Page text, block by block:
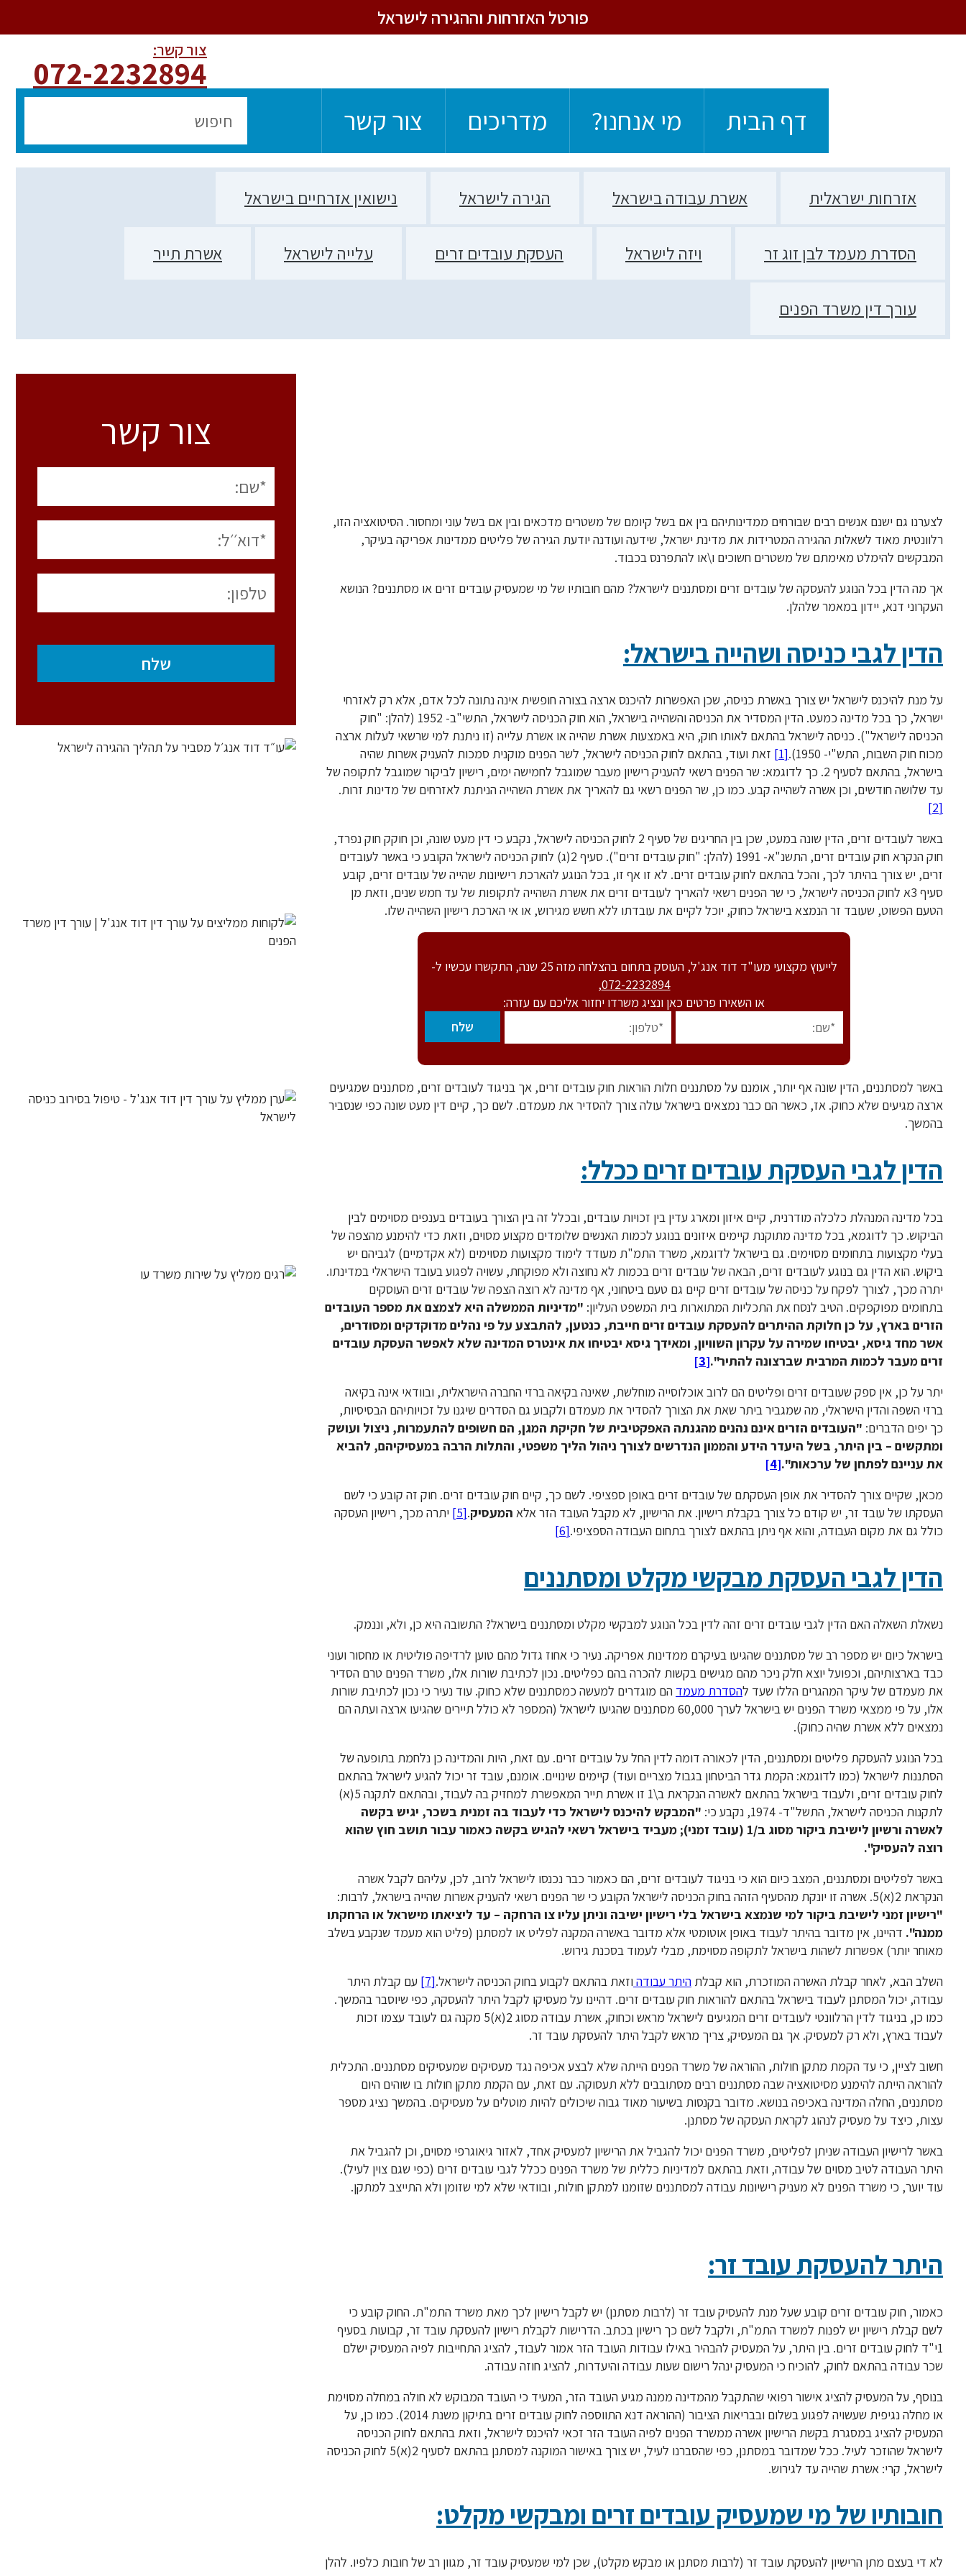
פורטל האזרחות וההגירה לישראל
צור קשר:
072-2232894
דף הבית מי אנחנו? מדריכים צור קשר
אזרחות ישראלית אשרת עבודה בישראל הגירה לישראל נישואין אזרחיים בישראל
הסדרת מעמד לבן זוג זר ויזה לישראל העסקת עובדים זרים עלייה לישראל אשרת תייר
עורך דין משרד הפנים
לצערנו גם ישנם אנשים רבים שבורחים ממדינותיהם בין אם בשל קיומם של משטרים מדכאים ובין אם בשל עוני ומחסור. הסיטואציה הזו,
רלוונטית מאוד לשאלות ההגירה המטרידות את מדינת ישראל, שידעה ועודנה יודעת הגירה של פליטים ממדינות אפריקה בעיקר,
המבקשים להימלט מאימתם של משטרים חשוכים ו\או להתפרנס בכבוד.
אך מה הדין בכל הנוגע להעסקה של עובדים זרים ומסתננים לישראל? מהם חובותיו של מי שמעסיק עובדים זרים או מסתננים? הנושא
העקרוני דנא, יידון במאמר שלהלן.
הדין לגבי כניסה ושהייה בישראל:
על מנת להיכנס לישראל יש צורך באשרת כניסה, שכן האפשרות להיכנס ארצה בצורה חופשית אינה נתונה לכל אדם, אלא רק לאזרחי
ישראל, כך בכל מדינה כמעט. הדין המסדיר את הכניסה והשהייה בישראל, הוא חוק הכניסה לישראל, התשי"ב- 1952 (להלן: "חוק
הכניסה לישראל"). כניסה לישראל בהתאם לאותו חוק, היא באמצעות אשרת שהייה או אשרת עלייה (זו ניתנת למי שרשאי לעלות ארצה
מכוח חוק השבות, התש"י- 1950).
[1]
זאת ועוד, בהתאם לחוק הכניסה לישראל, לשר הפנים מוקנית סמכות להעניק אשרות שהיה
בישראל, בהתאם לסעיף 2. כך לדוגמא: שר הפנים רשאי להעניק רישיון מעבר שמוגבל לחמישה ימים, רישיון לביקור שמוגבל לתקופה של
עד שלושה חודשים, וכן אשרה לשהייה קבע. כמו כן, שר הפנים רשאי גם להאריך את אשרת השהייה הניתנת לאזרחים של מדינות זרות.
[2]
באשר לעובדים זרים, הדין שונה במעט, שכן בין החריגים של סעיף 2 לחוק הכניסה לישראל, נקבע כי דין מעט שונה, וכן חוקק חוק נפרד,
חוק הנקרא חוק עובדים זרים, התשנ"א- 1991 (להלן: "חוק עובדים זרים"). סעיף 2(ג) לחוק הכניסה לישראל הקובע כי באשר לעובדים
זרים, יש צורך בהיתר לכך, והכל בהתאם לחוק עובדים זרים. לא זו אף זו, בכל הנוגע להארכת רישיונות שהייה של עובדים זרים, קובע
סעיף 3א לחוק הכניסה לישראל, כי שר הפנים רשאי להאריך לעובדים זרים את אשרת השהייה לתקופות של עד חמש שנים, וזאת מן
הטעם הפשוט, שעובד זר הנמצא בישראל כחוק, יוכל לקיים את עובדתו ללא חשש מגירוש, או אי הארכת רישיון השהייה שלו.
לייעוץ מקצועי מעו"ד דוד אנג'ל, העוסק בתחום בהצלחה מזה 25 שנה, התקשרו עכשיו ל-
072-2232894
,
או השאירו פרטים כאן ונציג משרדו יחזור אליכם עם עזרה:
באשר למסתננים, הדין שונה אף יותר, אומנם על מסתננים חלות הוראות חוק עובדים זרים, אך בניגוד לעובדים זרים, מסתננים שמגיעים
ארצה מגיעים שלא כחוק. אז, כאשר הם כבר נמצאים בישראל עולה צורך להסדיר את מעמדם. לשם כך, קיים דין מעט שונה כפי שנסביר
בהמשך.
הדין לגבי העסקת עובדים זרים ככלל:
בכל מדינה המנהלת כלכלה מודרנית, קיים איזון ומארג עדין בין זכויות עובדים, ובכלל זה בין הצורך בעובדים בענפים מסוימים לבין
הביקוש. כך לדוגמא, בכל מדינה מתוקנת קיימים איזונים בנוגע לכמות האנשים שלומדים מקצוע מסוים, וזאת כדי להימנע מהצפה של
בעלי מקצועות בתחומים מסוימים. גם בישראל לדוגמא, משרד התמ"ת מעודד לימוד מקצועות מסוימים (לא אקדמיים) לגביהם יש
ביקוש. הוא הדין גם בנוגע לעובדים זרים, הבאה של עובדים זרים בכמות לא נחוצה ולא מפוקחת, עשויה לפגוע בעובד הישראלי במדינתו.
יתרה מכך, לצורך לפקח על כניסה של עובדים זרים קיים גם טעם ביטחוני, אף מדינה לא רוצה הצפה של עובדים זרים העוסקים
בתחומים מפוקפקים. הטיב לנסח את התכליות המתוארות בית המשפט העליון: "מדיניות הממשלה היא לצמצם את מספר העובדים
הזרים בארץ, על כן חלוקת ההיתרים להעסקת עובדים זרים חייבת, כנטען, להתבצע על פי נהלים מדוקדקים ומסודרים,
אשר מחד גיסא, יבטיחו שמירה על עקרון השוויון, ומאידך גיסא יבטיחו את אינטרס המדינה שלא לאפשר העסקת עובדים
זרים מעבר לכמות המרבית שברצונה להתיר".[3]
יתר על כן, אין ספק שעובדים זרים ופליטים הם לרוב אוכלוסייה מוחלשת, שאינה בקיאה ברזי החברה הישראלית, ובוודאי אינה בקיאה
ברזי השפה והדין הישראלי, מה שמגביר ביתר שאת את הצורך להסדיר את מעמדם ולקבוע גם הסדרים שיגנו על זכויותיהם הבסיסיות,
כך יפים הדברים: "העובדים הזרים אינם נהנים מהגנתה האפקטיבית של חקיקת המגן, הם חשופים להתעמרות, ניצול ועושק
ומתקשים – בין היתר, בשל היעדר הידע והממון הנדרשים לצורך ניהול הליך משפטי, והתלות הרבה במעסיקיהם, להביא
את עניינם לפתחן של ערכאות".[4]
מכאן, שקיים צורך להסדיר את אופן העסקתם של עובדים זרים באופן ספציפי. לשם כך, קיים חוק עובדים זרים. חוק זה קובע כי לשם
העסקתו של עובד זר, יש קודם כל צורך בקבלת רישיון. את הרישיון, לא מקבל העובד הזר אלא המעסיק.
[5]
יתרה מכך, רישיון העסקה
כולל גם את מקום העבודה, והוא אף ניתן בהתאם לצורך בתחום העבודה הספציפי.[6]
הדין לגבי העסקת מבקשי מקלט ומסתננים
נשאלת השאלה האם הדין לגבי עובדים זרים זהה לדין בכל הנוגע למבקשי מקלט ומסתננים בישראל? התשובה היא כן, ולא, וננמק.
בישראל כיום יש מספר רב של מסתננים שהגיעו בעיקרם ממדינות אפריקה. נעיר כי אחוז גדול מהם טוען לרדיפה פוליטית או מחסור ועוני
כבד בארצותיהם, וכפועל יוצא חלק ניכר מהם מגישים בקשות להכרה בהם כפליטים. נכון לכתיבת שורות אלו, משרד הפנים טרם הסדיר
את מעמדם של עיקר המהגרים הללו שעד להסדרת מעמד הם מוגדרים למעשה כמסתננים שלא כחוק. עוד נעיר כי נכון לכתיבת שורות
אלו, על פי ממצאי משרד הפנים יש בישראל לערך 60,000 מסתננים שהגיעו לישראל (המספר לא כולל תיירים שהגיעו ארצה ועתה הם
נמצאים ללא אשרת שהיה כחוק).
בכל הנוגע להעסקת פליטים ומסתננים, הדין לכאורה דומה לדין החל על עובדים זרים. עם זאת, היות והמדינה כן נלחמת בתופעה של
הסתננות לישראל (כמו לדוגמא: הקמת גדר הביטחון בגבול מצריים ועוד) קיימים שינויים. אומנם, עובד זר יכול להגיע לישראל בהתאם
לחוק עובדים זרים, ולעבוד בישראל בהתאם לאשרה הנקראת ב\1 זו אשרת תייר המאפשרת למחזיק בה לעבוד, ובהתאם לתקנה 5(א)
לתקנות הכניסה לישראל, התשל"ד- 1974, נקבע כי:
"המבקש להיכנס לישראל כדי לעבוד בה זמנית בשכר, יגיש בקשה
לאשרה ורשיון לישיבת ביקור מסוג ב/1 (עובד זמני); מעביד בישראל רשאי להגיש בקשה כאמור עבור תושב חוץ שהוא
רוצה להעסיק".
באשר לפליטים ומסתננים, המצב כיום הוא כי בניגוד לעובדים זרים, הם כאמור כבר נכנסו לישראל לרוב, לכן, עליהם לקבל אשרה
הנקראת 2(א)5. אשרה זו יונקת מהסעיף הזהה בחוק הכניסה לישראל הקובע כי שר הפנים רשאי להעניק אשרות שהייה בישראל, לרבות:
"רישיון זמני לישיבת ביקור למי שנמצא בישראל בלי רישיון ישיבה וניתן עליו צו הרחקה – עד ליציאתו מישראל או הרחקתו
ממנה". דהיינו, אין מדובר בהיתר לעבוד באופן אוטומטי אלא מדובר באשרה המקנה לפליט או למסתנן (פליט הוא מעמד שנקבע בשלב
מאוחר יותר) אפשרות לשהות בישראל לתקופה מסוימת, מבלי לעמוד בסכנת גירוש.
השלב הבא, לאחר קבלת האשרה המוזכרת, הוא קבלת היתר עבודהוזאת בהתאם לקבוע בחוק הכניסה לישראל.[7]
עם קבלת היתר
עבודה, יכול המסתנן לעבוד בישראל בהתאם להוראות חוק עובדים זרים. דהיינו על מעסיקו לקבל היתר להעסקה, כפי שיוסבר בהמשך.
כמו כן, בניגוד לדין הרלוונטי לעובדים זרים המגיעים לישראל מראש וכחוק, אשרת עבודה מסוג 2(א)5 מקנה גם לעובד עצמו זכות
לעבוד בארץ, ולא רק למעסיק. אך גם המעסיק, צריך מראש לקבל היתר להעסקת עובד זר.
חשוב לציין, כי עד הקמת מתקן חולות, ההוראה של משרד הפנים הייתה שלא לבצע אכיפה נגד מעסיקים שמעסיקים מסתננים. התכלית
להוראה הייתה להימנע מסיטואציה שבה מסתננים רבים מסתובבים ללא תעסוקה. עם זאת, עם הקמת מתקן חולות בו שוהים היום
מסתננים, החלה המדינה באכיפה בנושא. מדובר בקנסות בשיעור מאוד גבוה שיכולים להיות מוטלים על מעסיקים. בהמשך נציג מספר
עצות, כיצד על מעסיק לנהוג לקראת העסקה של מסתנן.
באשר לרישיון העבודה שניתן לפליטים, משרד הפנים יכול להגביל את הרישיון למעסיק אחד, לאזור גיאוגרפי מסוים, וכן להגביל את
היתר העבודה לטיב מסוים של עבודה, וזאת בהתאם למדיניות כללית של משרד הפנים ככלל לגבי עובדים זרים (כפי שגם צוין לעיל).
עוד יוער, כי משרד הפנים לא מעניק רישיונות עבודה למסתננים שזומנו למתקן חולות, ובוודאי שלא למי שזומן ולא התייצב למתקן.
היתר להעסקת עובד זר:
כאמור, חוק עובדים זרים קובע שעל מנת להעסיק עובד זר (לרבות מסתנן) יש לקבל רישיון לכך מאת משרד התמ"ת. החוק קובע כי
לשם קבלת רישיון יש לפנות למשרד התמ"ת, ולקבל לשם כך רישיון בכתב. הדרישות לקבלת רישיון להעסקת עובד זר, קבועות בסעיף
1י"ד לחוק עובדים זרים. בין היתר, על המעסיק להבהיר באילו עבודות העובד הזר אמור לעבוד, להציג התחייבות לפיה המעסיק ישלם
שכר עבודה בהתאם לחוק, להוכיח כי המעסיק ינהל רישום שעות עבודה והיעדרות, להציג חוזה עבודה.
בנוסף, על המעסיק להציג אישור רפואי שהתקבל מהמדינה ממנה מגיע העובד הזר, המעיד כי העובד המבוקש לא חולה במחלה מסוימת
או מחלה נגיפית שעשויה לפגוע בשלום ובבריאות הציבור (ההוראה דנא התווספה לחוק עובדים זרים בתיקון משנת 2014). כמו כן, על
המעסיק להציג במסגרת בקשת הרישיון אשרה ממשרד הפנים לפיה העובד הזר זכאי להיכנס לישראל, וזאת בהתאם לחוק הכניסה
לישראל שהוזכר לעיל. ככל שמדובר במסתנן, כפי שהסברנו לעיל, יש צורך באישור המוקנה למסתנן בהתאם לסעיף 2(א)5 לחוק הכניסה
לישראל, קרי: אשרת שהייה עד לגירוש.
חובותיו של מי שמעסיק עובדים זרים ומבקשי מקלט:
לא די בעצם מתן הרישיון להעסקת עובד זר (לרבות מסתנן או מבקש מקלט), שכן למי שמעסיק עובד זר, מגוון רב של חובות כלפיו. להלן
צור קשר